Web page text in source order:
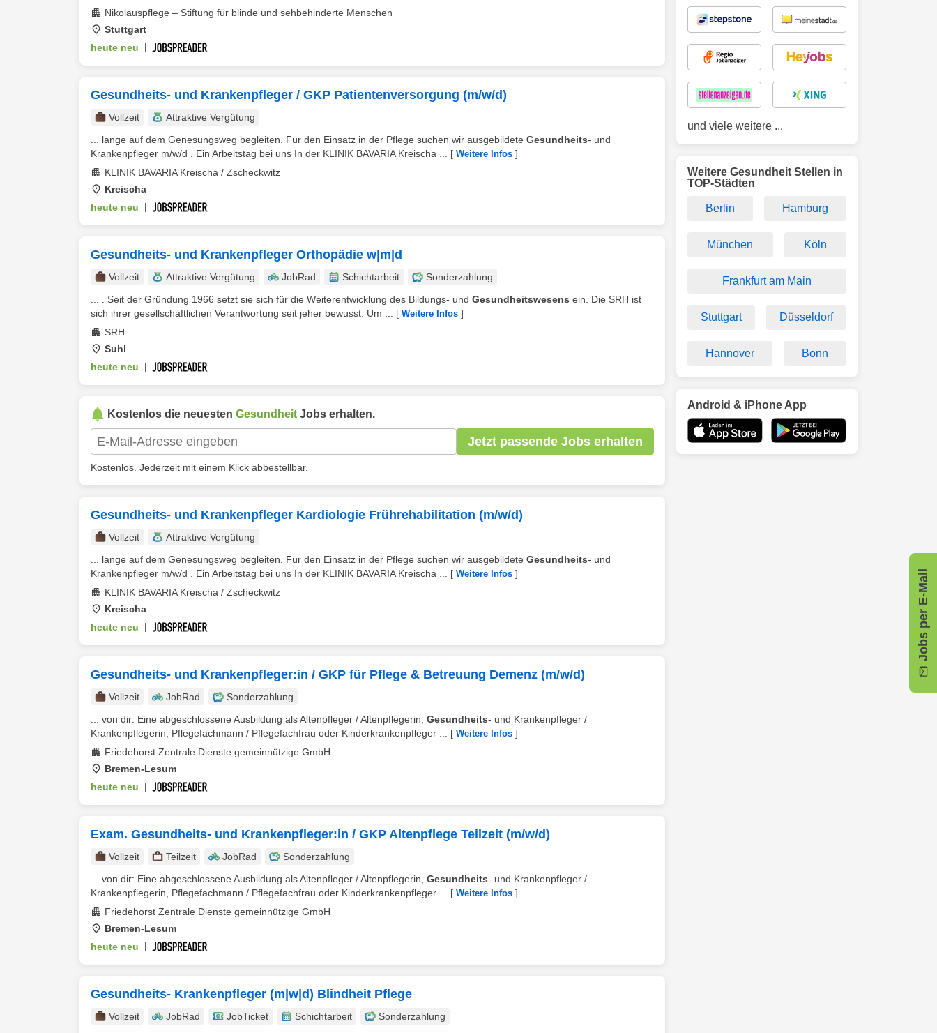
Nikolauspflege – Stiftung für blinde und sehbehinderte Menschen
Stuttgart
heute neu
Gesundheits- und Krankenpfleger / GKP Patientenversorgung (m/w/d)
Vollzeit
Attraktive Vergütung
... lange auf dem Genesungsweg begleiten. Für den Einsatz in der Pflege suchen wir ausgebildete Gesundheits- und
Krankenpfleger m/w/d . Ein Arbeitstag bei uns In der KLINIK BAVARIA Kreischa ...
[ Weitere Infos ]
KLINIK BAVARIA Kreischa / Zscheckwitz
Kreischa
heute neu
Gesundheits- und Krankenpfleger Orthopädie w|m|d
Vollzeit Attraktive Vergütung JobRad Schichtarbeit
Sonderzahlung
... . Seit der Gründung 1966 setzt sie sich für die Weiterentwicklung des Bildungs- und Gesundheitswesens ein. Die SRH ist
sich ihrer gesellschaftlichen Verantwortung seit jeher bewusst. Um ...
[ Weitere Infos ]
SRH
Suhl
heute neu
Kostenlos die neuesten Gesundheit Jobs erhalten.
Jetzt passende Jobs erhalten
Kostenlos. Jederzeit mit einem Klick abbestellbar.
Gesundheits- und Krankenpfleger Kardiologie Frührehabilitation (m/w/d)
Vollzeit
Attraktive Vergütung
... lange auf dem Genesungsweg begleiten. Für den Einsatz in der Pflege suchen wir ausgebildete Gesundheits- und
Krankenpfleger m/w/d . Ein Arbeitstag bei uns In der KLINIK BAVARIA Kreischa ...
[ Weitere Infos ]
KLINIK BAVARIA Kreischa / Zscheckwitz
Kreischa
heute neu
Gesundheits- und Krankenpfleger:in / GKP für Pflege & Betreuung Demenz (m/w/d)
Vollzeit JobRad
Sonderzahlung
... von dir: Eine abgeschlossene Ausbildung als Altenpfleger / Altenpflegerin, Gesundheits- und Krankenpfleger /
Krankenpflegerin, Pflegefachmann / Pflegefachfrau oder Kinderkrankenpfleger ...
[ Weitere Infos ]
Friedehorst Zentrale Dienste gemeinnützige GmbH
Bremen-Lesum
heute neu
Exam. Gesundheits- und Krankenpfleger:in / GKP Altenpflege Teilzeit (m/w/d)
Vollzeit Teilzeit JobRad
Sonderzahlung
... von dir: Eine abgeschlossene Ausbildung als Altenpfleger / Altenpflegerin, Gesundheits- und Krankenpfleger /
Krankenpflegerin, Pflegefachmann / Pflegefachfrau oder Kinderkrankenpfleger ...
[ Weitere Infos ]
Friedehorst Zentrale Dienste gemeinnützige GmbH
Bremen-Lesum
heute neu
Gesundheits- Krankenpfleger (m|w|d) Blindheit Pflege
Vollzeit JobRad JobTicket Schichtarbeit Sonderzahlung
Jobs per E-Mail
und viele weitere ...
Weitere Gesundheit Stellen in
TOP-Städten
Berlin Hamburg
München Köln
Frankfurt am Main
Stuttgart Düsseldorf
Hannover Bonn
Android & iPhone App